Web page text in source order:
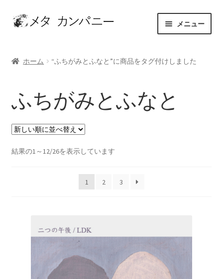
ナ
ビ
ー
へ
キ
プ
コ
ン
ン
キ
プ
メニュー
お問い合わせ
カート
ショップ
レーベル
ホーム “ふちがみとふなと”に商品をタグ付けしました
ふちがみとふなと
結果の1～12/26を表示しています新
順
1 2 3